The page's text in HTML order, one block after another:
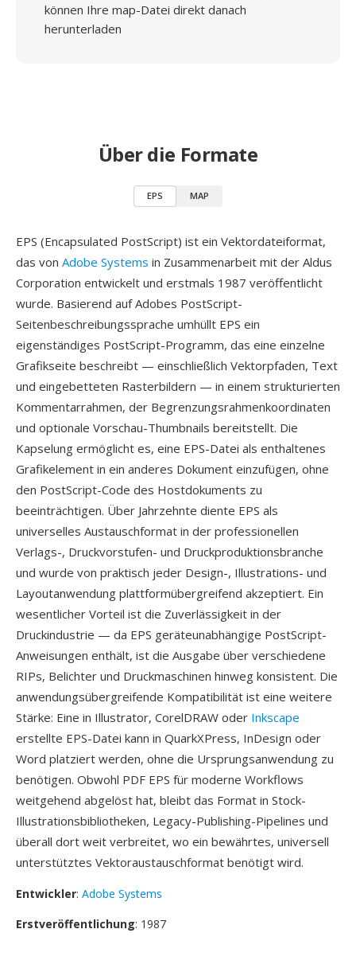
können Ihre map-Datei direkt danach
herunterladen
Über die Formate
EPS MAP
EPS (Encapsulated PostScript) ist ein Vektordateiformat,
das von Adobe Systems in Zusammenarbeit mit der Aldus
Corporation entwickelt und erstmals 1987 veröffentlicht
wurde. Basierend auf Adobes PostScript-
Seitenbeschreibungssprache umhüllt EPS ein
eigenständiges PostScript-Programm, das eine einzelne
Grafikseite beschreibt — einschließlich Vektorpfaden, Text
und eingebetteten Rasterbildern — in einem strukturierten
Kommentarrahmen, der Begrenzungsrahmenkoordinaten
und optionale Vorschau-Thumbnails bereitstellt. Die
Kapselung ermöglicht es, eine EPS-Datei als enthaltenes
Grafikelement in ein anderes Dokument einzufügen, ohne
den PostScript-Code des Hostdokuments zu
beeinträchtigen. Über Jahrzehnte diente EPS als
universelles Austauschformat in der professionellen
Verlags-, Druckvorstufen- und Druckproduktionsbranche
und wurde von praktisch jeder Design-, Illustrations- und
Layoutanwendung plattformübergreifend akzeptiert. Ein
wesentlicher Vorteil ist die Zuverlässigkeit in der
Druckindustrie — da EPS geräteunabhängige PostScript-
Anweisungen enthält, ist die Ausgabe über verschiedene
RIPs, Belichter und Druckmaschinen hinweg konsistent. Die
anwendungsübergreifende Kompatibilität ist eine weitere
Stärke: Eine in Illustrator, CorelDRAW oder Inkscape
erstellte EPS-Datei kann in QuarkXPress, InDesign oder
Word platziert werden, ohne die Ursprungsanwendung zu
benötigen. Obwohl PDF EPS für moderne Workflows
weitgehend abgelöst hat, bleibt das Format in Stock-
Illustrationsbibliotheken, Legacy-Publishing-Pipelines und
überall dort weit verbreitet, wo ein bewährtes, universell
unterstütztes Vektoraustauschformat benötigt wird.
Entwickler: Adobe Systems
Erstveröffentlichung: 1987